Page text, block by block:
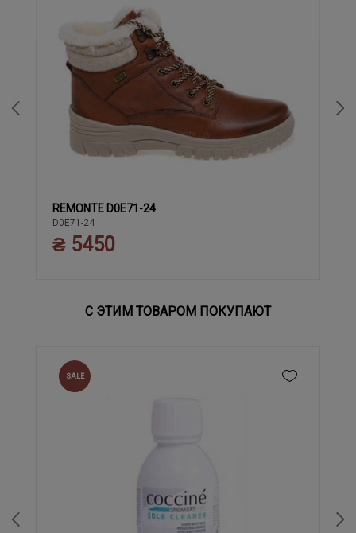
36 37 38 39
REMONTE D0E71-24
D0E71-24
₴ 5450
С ЭТИМ ТОВАРОМ ПОКУПАЮТ
SALE